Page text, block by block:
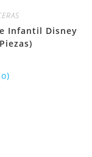
Infantil Disney